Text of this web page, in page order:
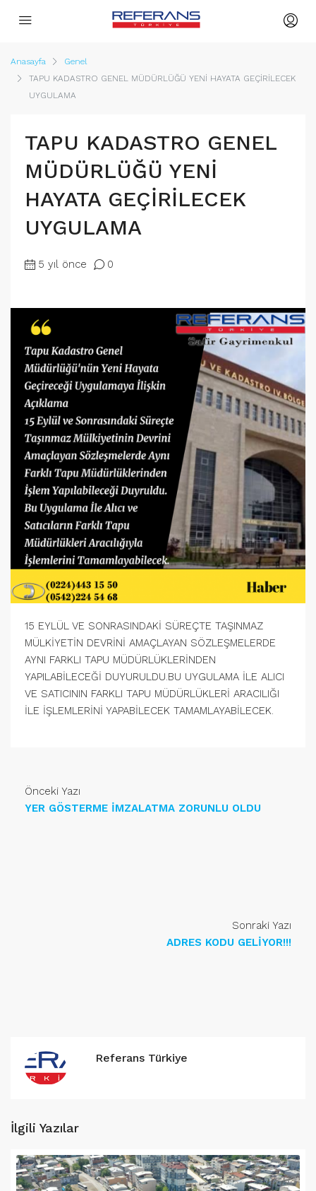
Anasayfa
Genel
TAPU KADASTRO GENEL MÜDÜRLÜĞÜ YENİ HAYATA GEÇİRİLECEK
UYGULAMA
TAPU KADASTRO GENEL
MÜDÜRLÜĞÜ YENİ
HAYATA GEÇİRİLECEK
UYGULAMA
5 yıl önce 0
15 EYLÜL VE SONRASINDAKİ SÜREÇTE TAŞINMAZ
MÜLKİYETİN DEVRİNİ AMAÇLAYAN SÖZLEŞMELERDE
AYNI FARKLI TAPU MÜDÜRLÜKLERİNDEN
YAPILABİLECEĞİ DUYURULDU.BU UYGULAMA İLE ALICI
VE SATICININ FARKLI TAPU MÜDÜRLÜKLERİ ARACILIĞI
İLE İŞLEMLERİNİ YAPABİLECEK TAMAMLAYABİLECEK.
Önceki Yazı
YER GÖSTERME İMZALATMA ZORUNLU OLDU
Sonraki Yazı
ADRES KODU GELİYOR!!!
Referans Türkiye
İlgili Yazılar